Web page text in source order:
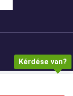
Kérdése van?